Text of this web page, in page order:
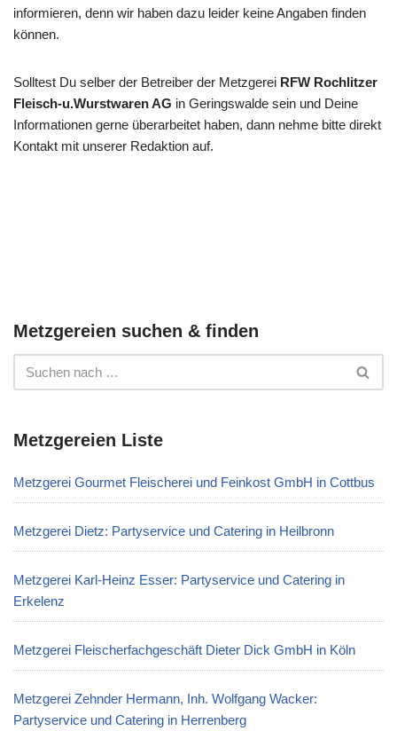
informieren, denn wir haben dazu leider keine Angaben finden
können.
Solltest Du selber der Betreiber der Metzgerei RFW Rochlitzer
Fleisch-u.Wurstwaren AG in Geringswalde sein und Deine
Informationen gerne überarbeitet haben, dann nehme bitte direkt
Kontakt mit unserer Redaktion auf.
Metzgereien suchen & finden
Metzgereien Liste
Metzgerei Gourmet Fleischerei und Feinkost GmbH in Cottbus
Metzgerei Dietz: Partyservice und Catering in Heilbronn
Metzgerei Karl-Heinz Esser: Partyservice und Catering in
Erkelenz
Metzgerei Fleischerfachgeschäft Dieter Dick GmbH in Köln
Metzgerei Zehnder Hermann, Inh. Wolfgang Wacker:
Partyservice und Catering in Herrenberg